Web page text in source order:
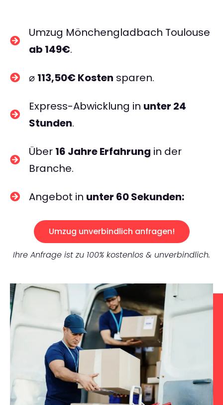
Umzug Mönchengladbach Toulouse
ab 149€.
⌀ 113,50€ Kosten sparen.
Express-Abwicklung in unter 24
Stunden.
Über 16 Jahre Erfahrung in der
Branche.
Angebot in unter 60 Sekunden:
Umzug unverbindlich anfragen!
Ihre Anfrage ist zu 100% kostenlos & unverbindlich.